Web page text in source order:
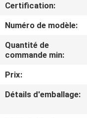
DE
NOUS
VISITE
DE
L'USINE
Certification:
Numéro de modèle:
Quantité de
commande min:
Prix:
Détails d'emballage: